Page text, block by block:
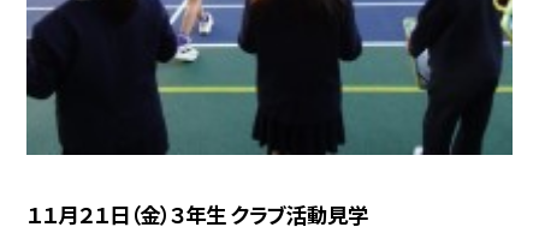
１１月２１日（金）３年生 クラブ活動見学